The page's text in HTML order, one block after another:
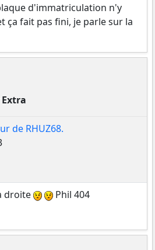
d'immatriculation n'y
ça fait pas fini, je parle sur la
de RHUZ68.
droite Phil 404